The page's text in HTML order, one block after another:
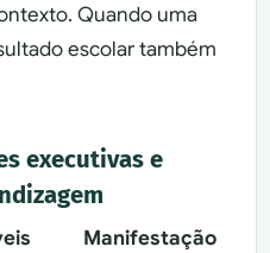
Quando uma
escolar também
executivas e
Manifestação